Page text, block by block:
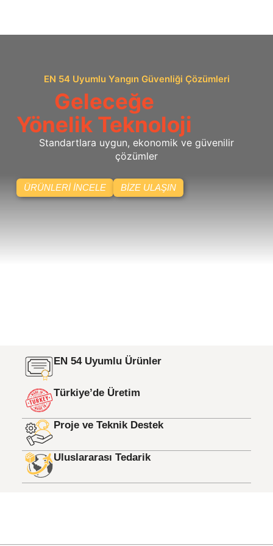
EN 54 Uyumlu Yangın Güvenliği Çözümleri
Geleceğe
Yönelik Teknoloji
Standartlara uygun, ekonomik ve güvenilir
çözümler
ÜRÜNLERI İNCELE BIZE ULAŞIN
EN 54 Uyumlu Ürünler
Türkiye’de Üretim
Proje ve Teknik Destek
Uluslararası Tedarik